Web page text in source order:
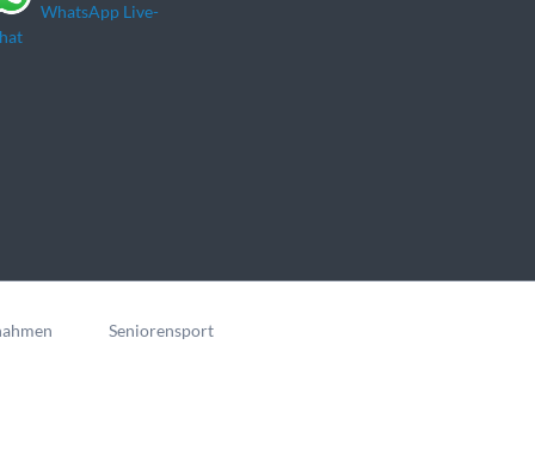
WhatsApp Live-
Seniorensport